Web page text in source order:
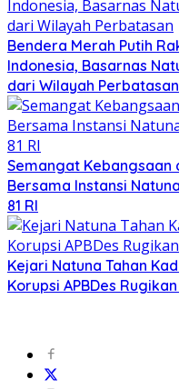
Bendera Merah Putih
Indonesia, Basarnas
dari Wilayah Perbatasan
Semangat Kebangsaan
Bersama Instansi
81 RI
Kejari Natuna Tahan
Korupsi APBDes